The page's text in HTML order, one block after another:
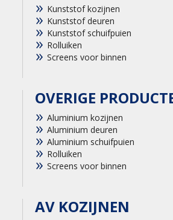
Kunststof kozijnen
Kunststof deuren
Kunststof schuifpuien
Rolluiken
Screens voor binnen
OVERIGE
Aluminium kozijnen
Aluminium deuren
Aluminium schuifpuien
Rolluiken
Screens voor binnen
AV KOZIJNEN